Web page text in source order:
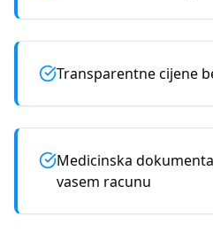
Transparentne cijene
Medicinska
vasem racunu